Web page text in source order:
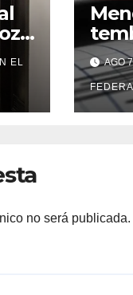
EL
un
AGO
no será publicada.